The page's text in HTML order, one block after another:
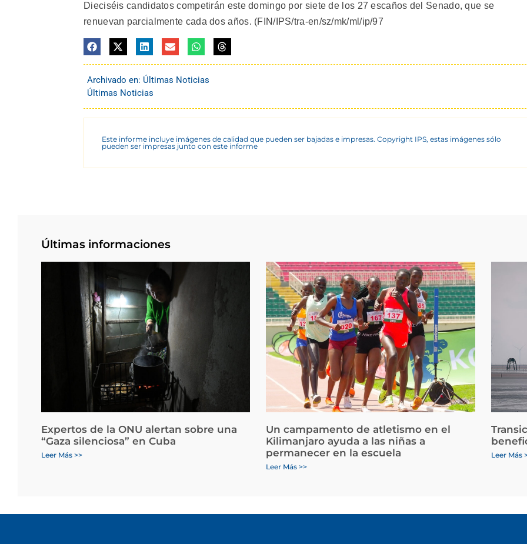
Dieciséis candidatos competirán este domingo por siete de los 27 escaños del Senado, que se
renuevan parcialmente cada dos años. (FIN/IPS/tra-en/sz/mk/ml/ip/97
Archivado en: Últimas Noticias
Últimas Noticias
Este informe incluye imágenes de calidad que pueden ser bajadas e impresas. Copyright IPS, estas imágenes sólo
pueden ser impresas junto con este informe
Últimas informaciones
Expertos de la ONU alertan sobre una
“Gaza silenciosa” en Cuba
Leer Más >>
Un campamento de atletismo en el
Kilimanjaro ayuda a las niñas a
permanecer en la escuela
Leer Más >>
Leer Más